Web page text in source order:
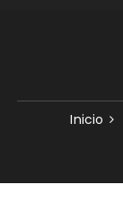
Inicio